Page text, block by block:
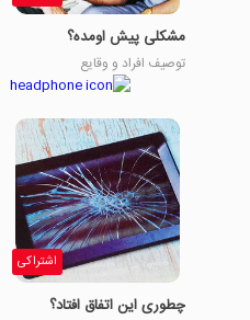
مشکلی پیش اومده؟
توصیف افراد و وقایع
اشتراکی
چطوری این اتفاق افتاد؟